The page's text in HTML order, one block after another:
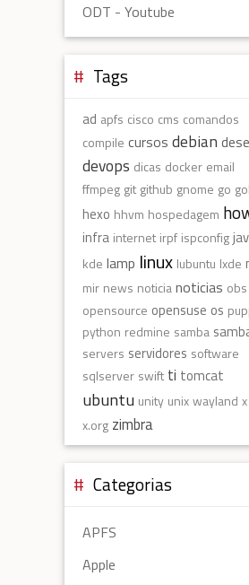
ODT - Youtube
Tags
ad apfs cisco cms comandos
compile cursos debian
devops dicas docker email
ffmpeg git github gnome go
hexo hhvm hospedagem
infra internet irpf ispconfig
kde lamp linux lubuntu lxde
mir news noticianoticias obs
opensource opensuse os
python redmine samba
servers servidores software
sqlserver swift ti tomcat
ubuntu unity unixwayland x
x.org zimbra
Categorias
APFS
Apple